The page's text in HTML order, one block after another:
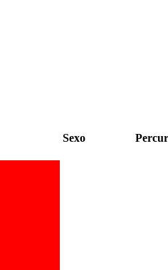
Sexo